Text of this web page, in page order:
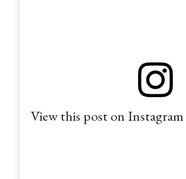
View this post on Instagram